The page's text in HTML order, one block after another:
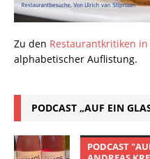
Zu den Restaurantkritiken
alphabetischer Auflistung.
PODCAST „AUF EIN
PODCAST